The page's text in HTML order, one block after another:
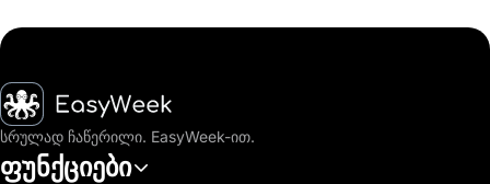
მთავარი
სრულად ჩაწერილი. EasyWeek-ით.
ფუნქციები